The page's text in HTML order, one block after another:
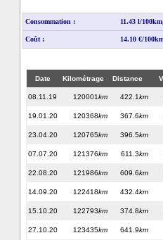
Consommation : 11.43 l/
Coût : 14.10 €/
Date Kilométrage Distance
08.11.19 120001km 422.1km
19.01.20 120368km 367.6km
23.04.20 120765km 396.5km
07.07.20 121376km 611.3km
22.08.20 121986km 609.6km
14.09.20 122418km 432.4km
15.10.20 122793km 374.8km
27.10.20 123435km 641.9km